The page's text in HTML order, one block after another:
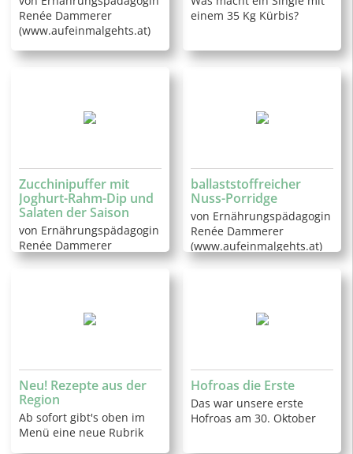
Renée Dammerer
(www.aufeinmalgehts.at)
einem 35 Kg Kürbis?
Zucchinipuffer mit
Joghurt-Rahm-Dip und
Salaten der Saison
von Ernährungspädagogin
Renée Dammerer
(www.aufeinmalgehts.at)
ballaststoffreicher
Nuss-Porridge
von Ernährungspädagogin
Renée Dammerer
(www.aufeinmalgehts.at)
Neu! Rezepte aus der
Region
Ab sofort gibt's oben im
Menü eine neue Rubrik
Hofroas die Erste
Das war unsere erste
Hofroas am 30. Oktober